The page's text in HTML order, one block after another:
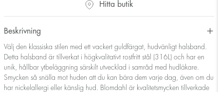
Hitta butik
Beskrivning
Välj den klassiska stilen med ett vackert guldfärgat, hudvänligt halsband.
Detta halsband är tillverkat i högkvalitativt rostfritt stål (316L) och har en
unik, hållbar ytbeläggning särskilt utvecklad i samråd med hudläkare.
Smycken så snälla mot huden att du kan bära dem varje dag, även om du
har nickelallergi eller känslig hud. Blomdahl är kvalitetsmycken tillverkade